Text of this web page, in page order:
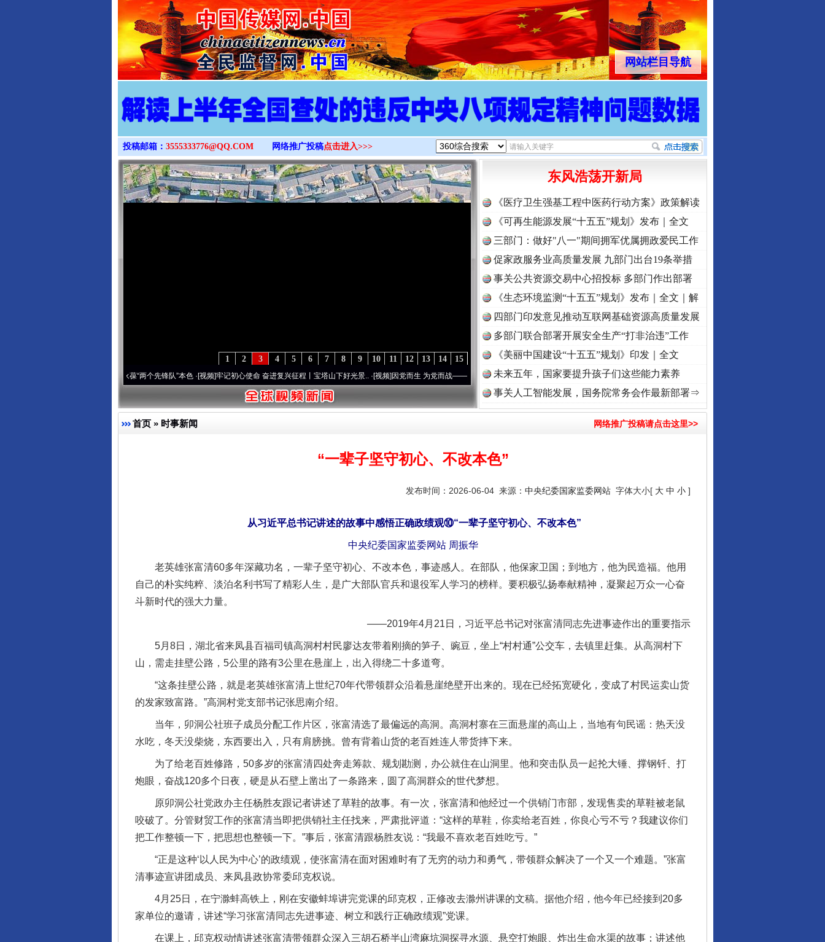
>
网站栏目导航
投稿邮箱： 3555333776@QQ.COM 网络推广投稿点击进入>>>
15
14
13
12
11
10
9
8
7
6
5
4
3
2
1
永葆“两个先锋队”本色·[视频]牢记初心使命 奋进复兴征程丨宝塔山下好光景..·[视频]因党而生 为党而战——百年“纪”事⑧加强纪律..·[视频]牢记初心使命 奋进复兴征程丨“转折之城”激荡..·[视频]
东风浩荡开新局
《医疗卫生强基工程中医药行动方案》政策解读
《可再生能源发展“十五五”规划》发布｜全文
三部门：做好"八一"期间拥军优属拥政爱民工作
促家政服务业高质量发展 九部门出台19条举措
事关公共资源交易中心招投标 多部门作出部署
《生态环境监测“十五五”规划》发布｜全文｜解
读
四部门印发意见推动互联网基础资源高质量发展
多部门联合部署开展安全生产“打非治违”工作
《美丽中国建设“十五五”规划》印发｜全文
未来五年，国家要提升孩子们这些能力素养
事关人工智能发展，国务院常务会作最新部署⇒
首页 » 时事新闻 网络推广投稿请点击这里>>
“一辈子坚守初心、不改本色”
发布时间：2026-06-04 来源： 中央纪委国家监委网站 字体大小[ 大 中 小 ]
从习近平总书记讲述的故事中感悟正确政绩观⑩“一辈子坚守初心、不改本色”
中央纪委国家监委网站 周振华
老英雄张富清60多年深藏功名，一辈子坚守初心、不改本色，事迹感人。在部队，他保家卫国；到地方，他为民造福。他用
自己的朴实纯粹、淡泊名利书写了精彩人生，是广大部队官兵和退役军人学习的榜样。要积极弘扬奉献精神，凝聚起万众一心奋
斗新时代的强大力量。
——2019年4月21日，习近平总书记对张富清同志先进事迹作出的重要指示
5月8日，湖北省来凤县百福司镇高洞村村民廖达友带着刚摘的笋子、豌豆，坐上“村村通”公交车，去镇里赶集。从高洞村下
山，需走挂壁公路，5公里的路有3公里在悬崖上，出入得绕二十多道弯。
“这条挂壁公路，就是老英雄张富清上世纪70年代带领群众沿着悬崖绝壁开出来的。现在已经拓宽硬化，变成了村民运卖山货
的发家致富路。”高洞村党支部书记张思南介绍。
当年，卯洞公社班子成员分配工作片区，张富清选了最偏远的高洞。高洞村寨在三面悬崖的高山上，当地有句民谣：热天没
水吃，冬天没柴烧，东西要出入，只有肩膀挑。曾有背着山货的老百姓连人带货摔下来。
为了给老百姓修路，50多岁的张富清四处奔走筹款、规划勘测，办公就住在山洞里。他和突击队员一起抡大锤、撑钢钎、打
炮眼，奋战120多个日夜，硬是从石壁上凿出了一条路来，圆了高洞群众的世代梦想。
原卯洞公社党政办主任杨胜友跟记者讲述了草鞋的故事。有一次，张富清和他经过一个供销门市部，发现售卖的草鞋被老鼠
咬破了。分管财贸工作的张富清当即把供销社主任找来，严肃批评道：“这样的草鞋，你卖给老百姓，你良心亏不亏？我建议你们
把工作整顿一下，把思想也整顿一下。”事后，张富清跟杨胜友说：“我最不喜欢老百姓吃亏。”
“正是这种‘以人民为中心’的政绩观，使张富清在面对困难时有了无穷的动力和勇气，带领群众解决了一个又一个难题。”张富
清事迹宣讲团成员、来凤县政协常委邱克权说。
4月25日，在宁滁蚌高铁上，刚在安徽蚌埠讲完党课的邱克权，正修改去滁州讲课的文稿。据他介绍，他今年已经接到20多
家单位的邀请，讲述“学习张富清同志先进事迹、树立和践行正确政绩观”党课。
在课上，邱克权动情讲述张富清带领群众深入三胡石桥半山湾麻坑洞探寻水源、悬空打炮眼、炸出生命水渠的故事；讲述他